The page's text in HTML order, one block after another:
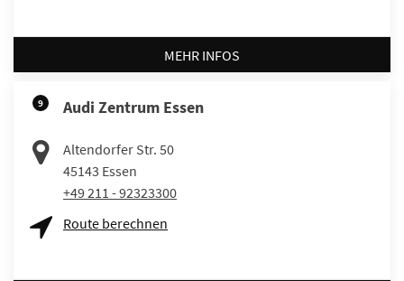
MEHR INFOS
9 Audi Zentrum Essen
Altendorfer Str. 50
45143 Essen
+49 211 - 92323300
Route berechnen